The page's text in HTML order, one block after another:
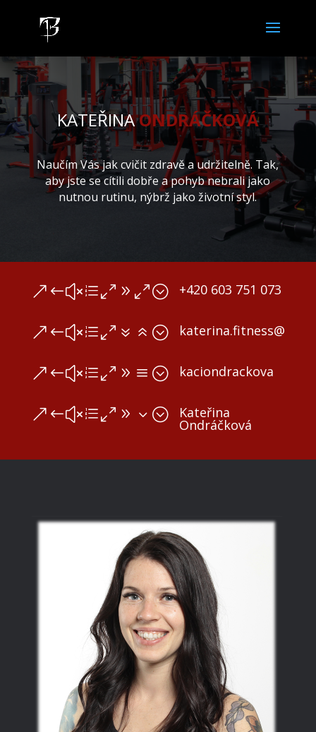
KATEŘINAONDRÁČKOVÁ
Naučím Vás jak cvičit zdravě a udržitelně. Tak,
aby jste se cítili dobře a pohyb nebrali jako
nutnou rutinu, nýbrž jako životní styl.
&#xe090; +420 603 751 073
&#xe076;
&#xe09a; kaciondrackova
&#xe093; Kateřina
Ondráčková